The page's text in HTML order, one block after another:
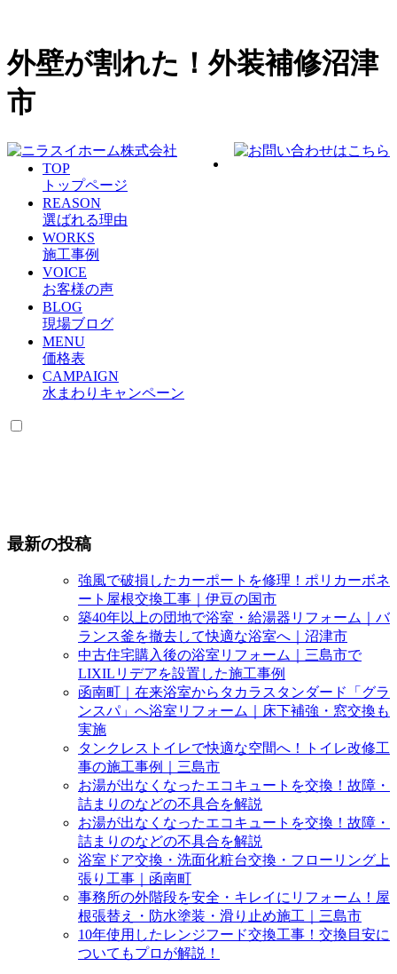
外壁が割れた！外装補修沼津
市
TOP
トップページ
REASON
選ばれる理由
WORKS
施工事例
VOICE
お客様の声
BLOG
現場ブログ
MENU
価格表
CAMPAIGN
水まわりキャンペーン
最新の投稿
強風で破損したカーポートを修理！ポリカーボネ
ート屋根交換工事｜伊豆の国市
築40年以上の団地で浴室・給湯器リフォーム｜バ
ランス釜を撤去して快適な浴室へ｜沼津市
中古住宅購入後の浴室リフォーム｜三島市で
LIXILリデアを設置した施工事例
函南町｜在来浴室からタカラスタンダード「グラ
ンスパ」へ浴室リフォーム｜床下補強・窓交換も
実施
タンクレストイレで快適な空間へ！トイレ改修工
事の施工事例｜三島市
お湯が出なくなったエコキュートを交換！故障・
詰まりのなどの不具合を解説
お湯が出なくなったエコキュートを交換！故障・
詰まりのなどの不具合を解説
浴室ドア交換・洗面化粧台交換・フローリング上
張り工事｜函南町
事務所の外階段を安全・キレイにリフォーム！屋
根張替え・防水塗装・滑り止め施工｜三島市
10年使用したレンジフード交換工事！交換目安に
ついてもプロが解説！